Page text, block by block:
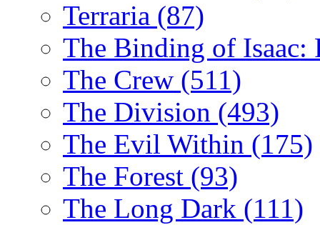
Terraria (87)
The Binding of
The Crew (511)
The Division (493)
The Evil Within (175)
The Forest (93)
The Long Dark (111)